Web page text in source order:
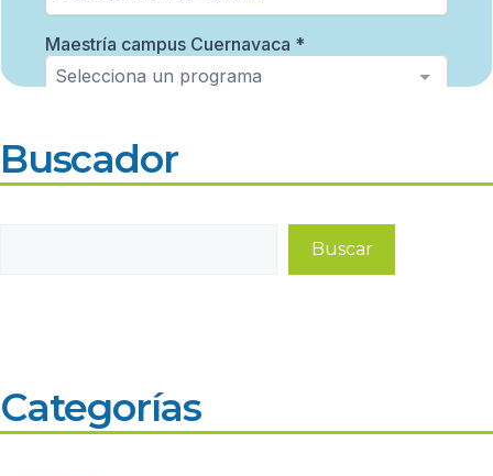
Buscador
Buscar
Categorías